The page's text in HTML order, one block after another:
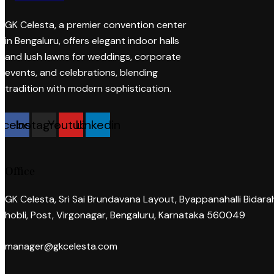
GK Celesta, a premier convention center
in Bengaluru, offers elegant indoor halls
and lush lawns for weddings, corporate
events, and celebrations, blending
tradition with modern sophistication.
InstagramYoutubeLinkedin
GK Celesta, Sri Sai Brundavana Layout, Byappanahalli
hobli, Post, Virgonagar, Bengaluru, Karnataka 560049
manager@gkcelesta.com